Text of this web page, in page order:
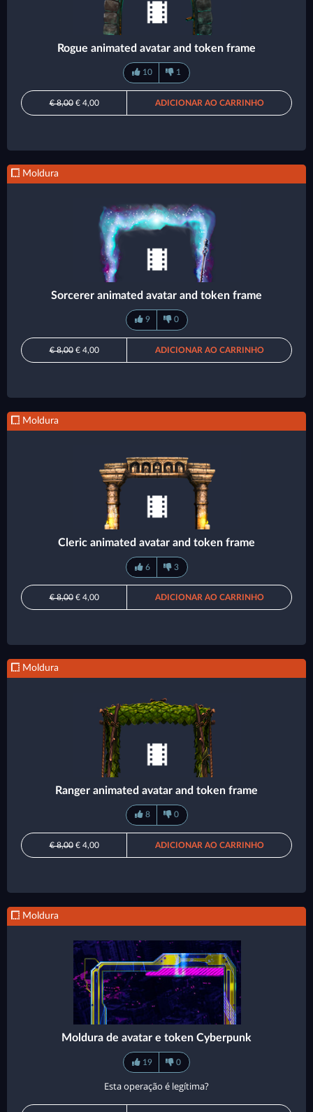
Rogue animated avatar and token frame
10 1
€ 8,00€ 4,00 ADICIONAR AO CARRINHO
Moldura
Sorcerer animated avatar and token frame
9 0
€ 8,00€ 4,00 ADICIONAR AO CARRINHO
Moldura
Cleric animated avatar and token frame
6 3
€ 8,00€ 4,00 ADICIONAR AO CARRINHO
Moldura
Ranger animated avatar and token frame
8 0
€ 8,00€ 4,00 ADICIONAR AO CARRINHO
Moldura
Moldura de avatar e token Cyberpunk
19 0
Esta operação é legítima?